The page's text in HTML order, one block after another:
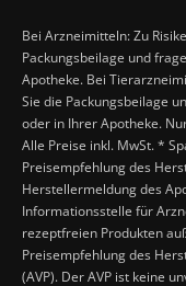
Bei Arzneimitteln: Zu
Packungsbeilage und
Apotheke. Bei
Sie die Packungsbeilage
oder in Ihrer Apotheke.
Alle Preise inkl. MwSt. *
Preisempfehlung des
Herstellermeldung des
Informationsstelle für
rezeptfreien Produkten
Preisempfehlung des
(AVP). Der AVP ist keine